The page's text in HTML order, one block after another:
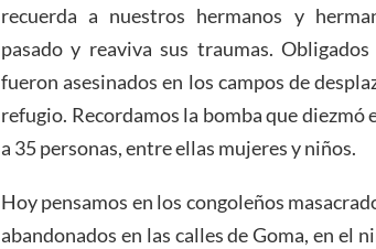
recuerda a nuestros hermanos y
pasado y reaviva sus traumas.
fueron asesinados en los campos de
refugio. Recordamos la bomba que diezmó
a 35 personas, entre ellas mujeres y niños.
Hoy pensamos en los congoleños
abandonados en las calles de Goma, en el